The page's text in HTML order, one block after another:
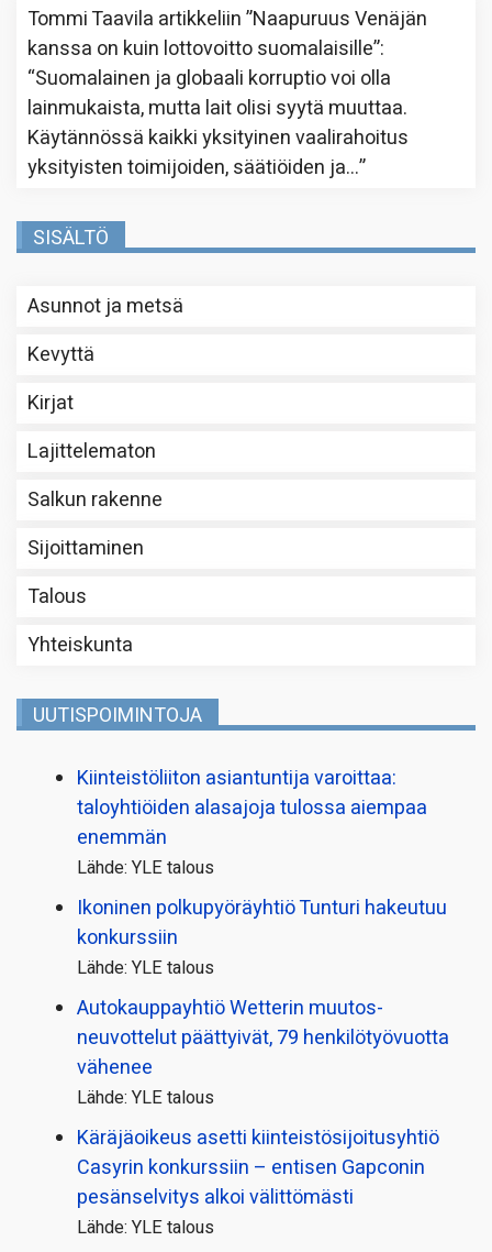
Tommi Taavila artikkeliin”Naapuruus Venäjän
kanssa on kuin lottovoitto suomalaisille”:
“Suomalainen ja globaali korruptio voi olla
lainmukaista, mutta lait olisi syytä muuttaa.
Käytännössä kaikki yksityinen vaalirahoitus
yksityisten toimijoiden, säätiöiden ja…”
SISÄLTÖ
Asunnot ja metsä
Kevyttä
Kirjat
Lajittelematon
Salkun rakenne
Sijoittaminen
Talous
Yhteiskunta
UUTISPOIMINTOJA
Kiinteistö­liiton asiantuntija varoittaa:
taloyhtiöiden alasajoja tulossa aiempaa
enemmän
Lähde: YLE talous
Ikoninen polkupyörä­yhtiö Tunturi hakeutuu
konkurssiin
Lähde: YLE talous
Autokauppayhtiö Wetterin muutos­
neuvottelut päättyivät, 79 henkilö­työvuotta
vähenee
Lähde: YLE talous
Käräjäoikeus asetti kiinteistö­sijoitusyhtiö
Casyrin konkurssiin – entisen Gapconin
pesänselvitys alkoi välittömästi
Lähde: YLE talous